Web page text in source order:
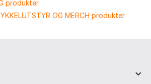
produkter
OG MERCH produkter